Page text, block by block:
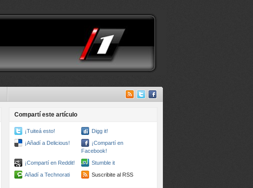
Compartí este artículo
¡Tuiteá esto!
Digg it!
¡Añadí a Delicious!
¡Compartí en
Facebook!
¡Compartí en Reddit!
Stumble it
Añadí a Technorati
Suscribite al RSS